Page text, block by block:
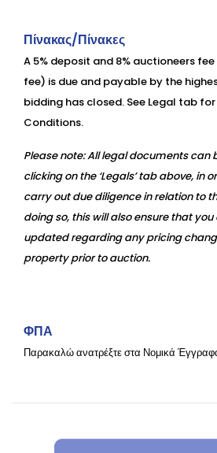
Πίνακας/Πίνακες
A 5% deposit and 8% auctioneers
fee) is due and payable by the
bidding has closed. See Legal tab
Conditions.
Please note: All legal documents can
clicking on the ‘Legals’ tab above, in
carry out due diligence in relation to
doing so, this will also ensure that
updated regarding any pricing
property prior to auction.
ΦΠΑ
Παρακαλώ ανατρέξτε στα Νομικά